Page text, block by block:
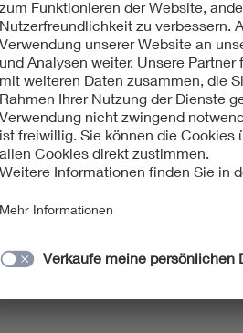
und -verteilung in